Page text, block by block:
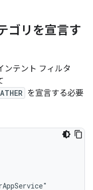
ゴリを宣言す
ンテント フィルタ
を宣言する必要